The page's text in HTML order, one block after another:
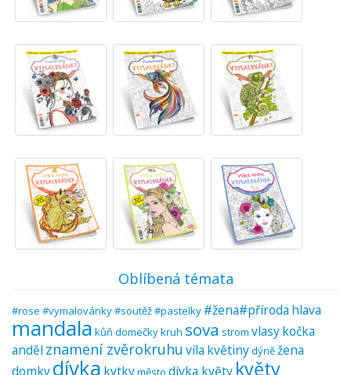
Oblíbená témata
#rose #vymalovánky #soutěž #pastelky #žena#příroda hlava
mandala kůň domečkykruh sova strom vlasykočka
anděl znamení zvěrokruhu víla květinydýněžena
domkydívka kytkyměsto dívka květy květy